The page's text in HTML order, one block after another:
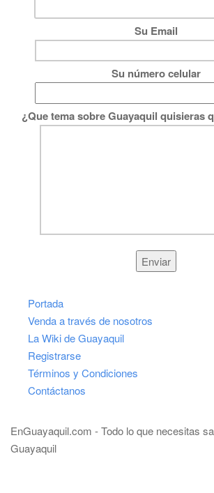
Su Email
Su número celular
¿Que tema sobre Guayaquil quisieras
Portada
Venda a través de nosotros
La Wiki de Guayaquil
Registrarse
Términos y Condiciones
Contáctanos
EnGuayaquil.com - Todo lo que necesitas
Guayaquil